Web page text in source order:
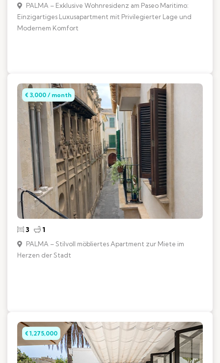
PALMA – Exklusive Wohnresidenz am Paseo Maritimo:
Einzigartiges Luxusapartment mit Privilegierter Lage und
Modernem Komfort
€ 3,000 / month
3 1
PALMA – Stilvoll möbliertes Apartment zur Miete im
Herzen der Stadt
€ 1,275,000